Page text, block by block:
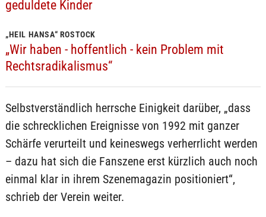
geduldete Kinder
„HEIL HANSA“ ROSTOCK
„Wir haben - hoffentlich - kein Problem mit
Rechtsradikalismus“
Selbstverständlich herrsche Einigkeit darüber, „dass
die schrecklichen Ereignisse von 1992 mit ganzer
Schärfe verurteilt und keineswegs verherrlicht werden
– dazu hat sich die Fanszene erst kürzlich auch noch
einmal klar in ihrem Szenemagazin positioniert“,
schrieb der Verein weiter.